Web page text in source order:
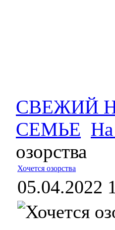
СВЕЖИЙ
СЕМЬЕ На
озорства
Хочется озорства
05.04.2022